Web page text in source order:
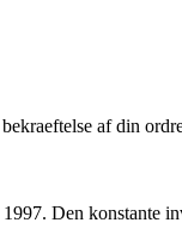
af din
Den konstante